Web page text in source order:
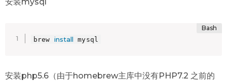
安装mysql
brew install mysql
安装php5.6（由于homebrew主库中没有PHP7.2 之前的